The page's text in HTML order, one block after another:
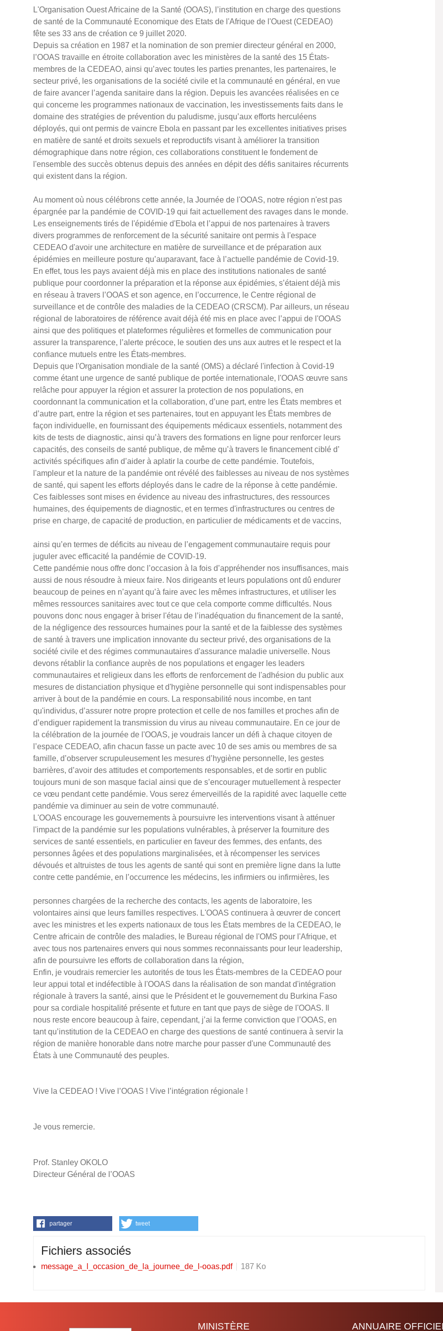
L'Organisation Ouest Africaine de la Santé (OOAS), l’institution en charge des questions
de santé de la Communauté Economique des Etats de l'Afrique de l'Ouest (CEDEAO)
fête ses 33 ans de création ce 9 juillet 2020.
Depuis sa création en 1987 et la nomination de son premier directeur général en 2000,
l’OOAS travaille en étroite collaboration avec les ministères de la santé des 15 États-
membres de la CEDEAO, ainsi qu’avec toutes les parties prenantes, les partenaires, le
secteur privé, les organisations de la société civile et la communauté en général, en vue
de faire avancer l’agenda sanitaire dans la région. Depuis les avancées réalisées en ce
qui concerne les programmes nationaux de vaccination, les investissements faits dans le
domaine des stratégies de prévention du paludisme, jusqu’aux efforts herculéens
déployés, qui ont permis de vaincre Ebola en passant par les excellentes initiatives prises
en matière de santé et droits sexuels et reproductifs visant à améliorer la transition
démographique dans notre région, ces collaborations constituent le fondement de
l'ensemble des succès obtenus depuis des années en dépit des défis sanitaires récurrents
qui existent dans la région.
Au moment où nous célébrons cette année, la Journée de l'OOAS, notre région n'est pas
épargnée par la pandémie de COVID-19 qui fait actuellement des ravages dans le monde.
Les enseignements tirés de l'épidémie d'Ebola et l’appui de nos partenaires à travers
divers programmes de renforcement de la sécurité sanitaire ont permis à l'espace
CEDEAO d'avoir une architecture en matière de surveillance et de préparation aux
épidémies en meilleure posture qu’auparavant, face à l’actuelle pandémie de Covid-19.
En effet, tous les pays avaient déjà mis en place des institutions nationales de santé
publique pour coordonner la préparation et la réponse aux épidémies, s’étaient déjà mis
en réseau à travers l’OOAS et son agence, en l’occurrence, le Centre régional de
surveillance et de contrôle des maladies de la CEDEAO (CRSCM). Par ailleurs, un réseau
régional de laboratoires de référence avait déjà été mis en place avec l’appui de l'OOAS
ainsi que des politiques et plateformes régulières et formelles de communication pour
assurer la transparence, l’alerte précoce, le soutien des uns aux autres et le respect et la
confiance mutuels entre les États-membres.
Depuis que l'Organisation mondiale de la santé (OMS) a déclaré l'infection à Covid-19
comme étant une urgence de santé publique de portée internationale, l'OOAS œuvre sans
relâche pour appuyer la région et assurer la protection de nos populations, en
coordonnant la communication et la collaboration, d’une part, entre les États membres et
d’autre part, entre la région et ses partenaires, tout en appuyant les États membres de
façon individuelle, en fournissant des équipements médicaux essentiels, notamment des
kits de tests de diagnostic, ainsi qu’à travers des formations en ligne pour renforcer leurs
capacités, des conseils de santé publique, de même qu’à travers le financement ciblé d’
activités spécifiques afin d’aider à aplatir la courbe de cette pandémie. Toutefois,
l'ampleur et la nature de la pandémie ont révélé des faiblesses au niveau de nos systèmes
de santé, qui sapent les efforts déployés dans le cadre de la réponse à cette pandémie.
Ces faiblesses sont mises en évidence au niveau des infrastructures, des ressources
humaines, des équipements de diagnostic, et en termes d'infrastructures ou centres de
prise en charge, de capacité de production, en particulier de médicaments et de vaccins,
ainsi qu’en termes de déficits au niveau de l’engagement communautaire requis pour
juguler avec efficacité la pandémie de COVID-19.
Cette pandémie nous offre donc l’occasion à la fois d’appréhender nos insuffisances, mais
aussi de nous résoudre à mieux faire. Nos dirigeants et leurs populations ont dû endurer
beaucoup de peines en n’ayant qu’à faire avec les mêmes infrastructures, et utiliser les
mêmes ressources sanitaires avec tout ce que cela comporte comme difficultés. Nous
pouvons donc nous engager à briser l'étau de l’inadéquation du financement de la santé,
de la négligence des ressources humaines pour la santé et de la faiblesse des systèmes
de santé à travers une implication innovante du secteur privé, des organisations de la
société civile et des régimes communautaires d'assurance maladie universelle. Nous
devons rétablir la confiance auprès de nos populations et engager les leaders
communautaires et religieux dans les efforts de renforcement de l'adhésion du public aux
mesures de distanciation physique et d'hygiène personnelle qui sont indispensables pour
arriver à bout de la pandémie en cours. La responsabilité nous incombe, en tant
qu'individus, d’assurer notre propre protection et celle de nos familles et proches afin de
d’endiguer rapidement la transmission du virus au niveau communautaire. En ce jour de
la célébration de la journée de l'OOAS, je voudrais lancer un défi à chaque citoyen de
l’espace CEDEAO, afin chacun fasse un pacte avec 10 de ses amis ou membres de sa
famille, d’observer scrupuleusement les mesures d’hygiène personnelle, les gestes
barrières, d’avoir des attitudes et comportements responsables, et de sortir en public
toujours muni de son masque facial ainsi que de s’encourager mutuellement à respecter
ce vœu pendant cette pandémie. Vous serez émerveillés de la rapidité avec laquelle cette
pandémie va diminuer au sein de votre communauté.
L'OOAS encourage les gouvernements à poursuivre les interventions visant à atténuer
l'impact de la pandémie sur les populations vulnérables, à préserver la fourniture des
services de santé essentiels, en particulier en faveur des femmes, des enfants, des
personnes âgées et des populations marginalisées, et à récompenser les services
dévoués et altruistes de tous les agents de santé qui sont en première ligne dans la lutte
contre cette pandémie, en l’occurrence les médecins, les infirmiers ou infirmières, les
personnes chargées de la recherche des contacts, les agents de laboratoire, les
volontaires ainsi que leurs familles respectives. L'OOAS continuera à œuvrer de concert
avec les ministres et les experts nationaux de tous les États membres de la CEDEAO, le
Centre africain de contrôle des maladies, le Bureau régional de l'OMS pour l'Afrique, et
avec tous nos partenaires envers qui nous sommes reconnaissants pour leur leadership,
afin de poursuivre les efforts de collaboration dans la région,
Enfin, je voudrais remercier les autorités de tous les États-membres de la CEDEAO pour
leur appui total et indéfectible à l'OOAS dans la réalisation de son mandat d'intégration
régionale à travers la santé, ainsi que le Président et le gouvernement du Burkina Faso
pour sa cordiale hospitalité présente et future en tant que pays de siège de l'OOAS. Il
nous reste encore beaucoup à faire, cependant, j’ai la ferme conviction que l’OOAS, en
tant qu’institution de la CEDEAO en charge des questions de santé continuera à servir la
région de manière honorable dans notre marche pour passer d'une Communauté des
États à une Communauté des peuples.
Vive la CEDEAO ! Vive l’OOAS ! Vive l’intégration régionale !
Je vous remercie.
Prof. Stanley OKOLO
Directeur Général de l’OOAS
partager tweet
Fichiers associés
message_a_l_occasion_de_la_journee_de_l-ooas.pdf 187 Ko
MINISTÈRE ANNUAIRE